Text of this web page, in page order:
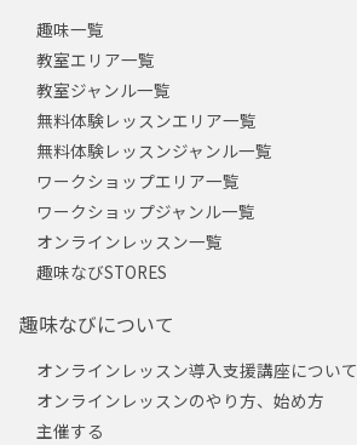
趣味一覧
教室エリア一覧
教室ジャンル一覧
無料体験レッスンエリア一覧
無料体験レッスンジャンル一覧
ワークショップエリア一覧
ワークショップジャンル一覧
オンラインレッスン一覧
趣味なびSTORES
趣味なびについて
オンラインレッスン導入支援講座について
オンラインレッスンのやり方、始め方
主催する